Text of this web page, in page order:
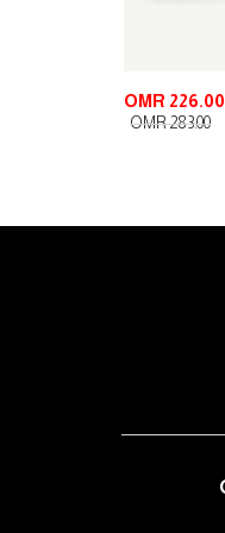
OMR 226.00
OMR 283.00